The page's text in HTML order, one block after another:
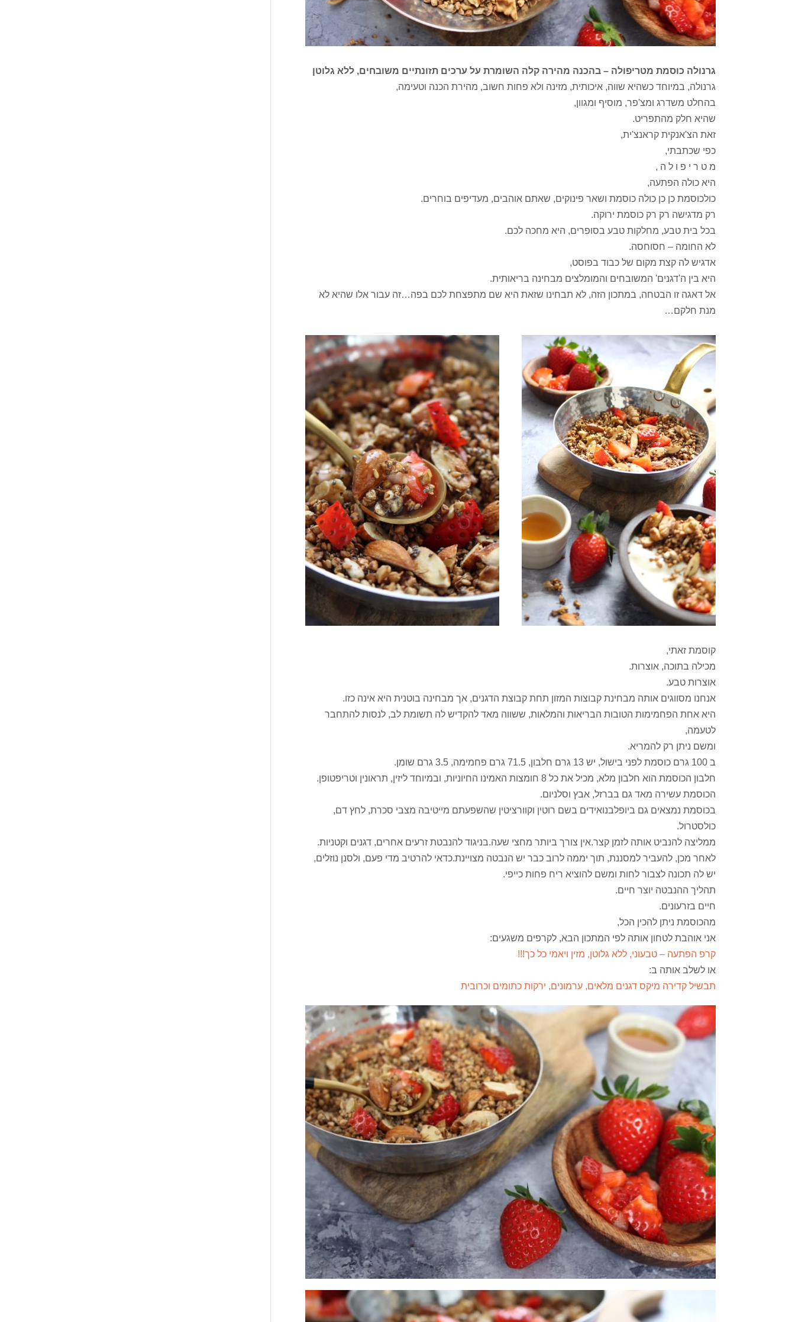
גרנולה כוסמת מטריפולה – בהכנה מהירה קלה השומרת על ערכים תזונתיים משובחים, ללא גלוטן
גרנולה, במיוחד כשהיא שווה, איכותית, מזינה ולא פחות חשוב, מהירת הכנה וטעימה,
בהחלט משדרג ומצ'פר, מוסיף ומגוון,
שהיא חלק מהתפריט.
זאת הצ'אנקית קראנצ'ית,
כפי שכתבתי,
מ ט ר י פ ו ל ה ,
היא כולה הפתעה,
כולכוסמת כן כן כולה כוסמת ושאר פינוקים, שאתם אוהבים, מעדיפים בוחרים.
רק מדגישה רק רק כוסמת ירוקה.
בכל בית טבע, מחלקות טבע בסופרים, היא מחכה לכם.
לא החומה – חסוחסה.
אדגיש לה קצת מקום של כבוד בפוסט,
היא בין ה'דגנים' המשובחים והמומלצים מבחינה בריאותית.
אל דאגה זו הבטחה, במתכון הזה, לא תבחינו שזאת היא שם מתפצחת לכם בפה…זה עבור אלו שהיא לא
מנת חלקם…
קוסמת זאתי,
מכילה בתוכה, אוצרות.
אוצרות טבע.
אנחנו מסווגים אותה מבחינת קבוצות המזון תחת קבוצת הדגנים, אך מבחינה בוטנית היא אינה כזו.
היא אחת הפחמימות הטובות הבריאות והמלאות, ששווה מאד להקדיש לה תשומת לב, לנסות להתחבר
לטעמה,
ומשם ניתן רק להמריא.
ב 100 גרם כוסמת לפני בישול, יש 13 גרם חלבון, 71.5 גרם פחמימה, 3.5 גרם שומן.
חלבון הכוסמת הוא חלבון מלא, מכיל את כל 8 חומצות האמינו החיוניות, ובמיוחד ליזין, תראונין וטריפטופן.
הכוסמת עשירה מאד גם בברזל, אבץ וסלניום.
בכוסמת נמצאים גם ביופלבנואידים בשם רוטין וקוורציטין שהשפעתם מייטיבה מצבי סכרת, לחץ דם,
כולסטרול.
ממליצה להנביט אותה לזמן קצר.אין צורך ביותר מחצי שעה.בניגוד להנבטת זרעים אחרים, דגנים וקטניות.
לאחר מכן, להעביר למסננת, תוך יממה לרוב כבר יש הנבטה מצויינת.כדאי להרטיב מדי פעם, ולסנן נוזלים,
יש לה תכונה לצבור לחות ומשם להוציא ריח פחות כייפי.
תהליך ההנבטה יוצר חיים.
חיים בזרעונים.
מהכוסמת ניתן להכין הכל,
אני אוהבת לטחון אותה לפי המתכון הבא, לקרפים משגעים:
קרפ הפתעה – טבעוני, ללא גלוטן, מזין ויאמי כל כך!!!
או לשלב אותה ב:
תבשיל קדירה מיקס דגנים מלאים, ערמונים, ירקות כתומים וכרובית